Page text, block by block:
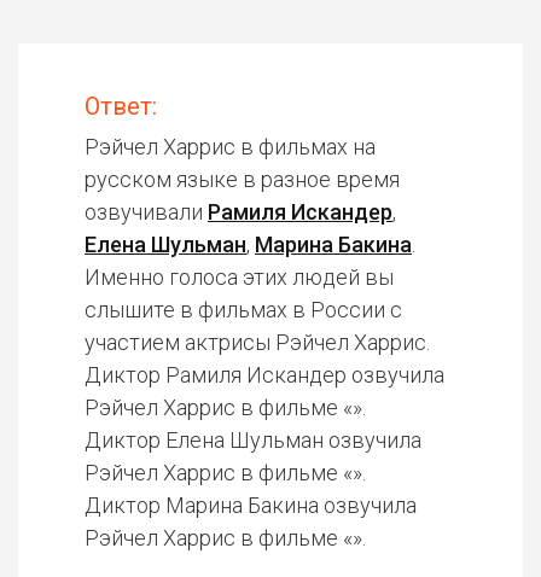
Ответ:
Рэйчел Харрис в фильмах на
русском языке в разное время
озвучивали Рамиля Искандер,
Елена Шульман, Марина Бакина
Именно голоса этих людей вы
слышите в фильмах в России с
участием актрисы Рэйчел Харрис.
Диктор Рамиля Искандер озвучила
Рэйчел Харрис в фильме «».
Диктор Елена Шульман озвучила
Рэйчел Харрис в фильме «».
Диктор Марина Бакина озвучила
Рэйчел Харрис в фильме «».